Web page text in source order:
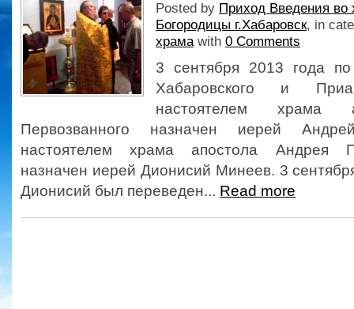
Posted by Приход Введения во
Богородицы г.Хабаровск, in
храмаwith 0 Comments
3 сентября 2013 года по
Хабаровского и
настоятелем храма
Первозванного назначен иерей
настоятелем храма апостола Андрея
назначен иерей Дионисий Минеев. 3
Дионисий был переведен... Read more